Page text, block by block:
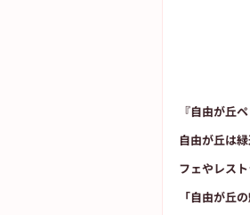
『自由が丘
自由が丘は
フェやレス
「自由が丘